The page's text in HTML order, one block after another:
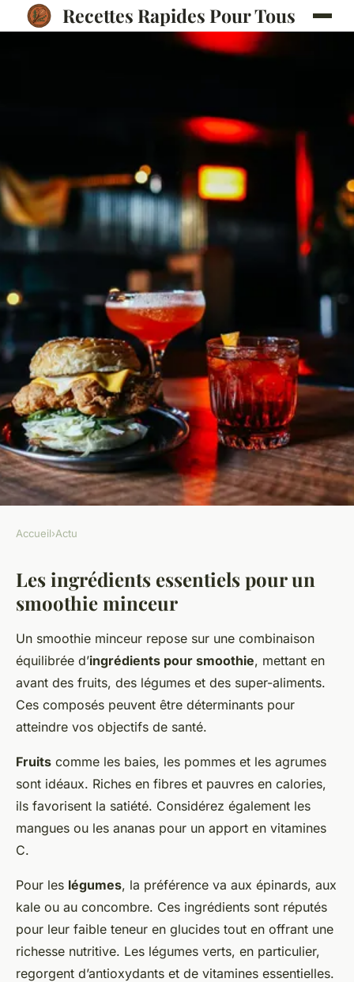
Recettes Rapides Pour Tous
Comment préparer votre
propre smoothie minceur
maison
Lila 7 novembre 2024 • 5 min de lecture
Accueil›Actu
Les ingrédients essentiels pour un
smoothie minceur
Un smoothie minceur repose sur une combinaison
équilibrée d’ingrédients pour smoothie, mettant en
avant des fruits, des légumes et des super-aliments.
Ces composés peuvent être déterminants pour
atteindre vos objectifs de santé.
Fruits comme les baies, les pommes et les agrumes
sont idéaux. Riches en fibres et pauvres en calories,
ils favorisent la satiété. Considérez également les
mangues ou les ananas pour un apport en vitamines
C.
Pour les légumes, la préférence va aux épinards, aux
kale ou au concombre. Ces ingrédients sont réputés
pour leur faible teneur en glucides tout en offrant une
richesse nutritive. Les légumes verts, en particulier,
regorgent d’antioxydants et de vitamines essentielles.